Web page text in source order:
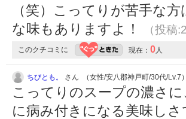
（笑）こってりが苦手な
な味もありますよ！
（投
このクチコミに 現在： 0人
ちびとも。 さん （女性/安八郡神戸町/30代/Lv.7）
こってりのスープの濃さ
に病み付きになる美味し